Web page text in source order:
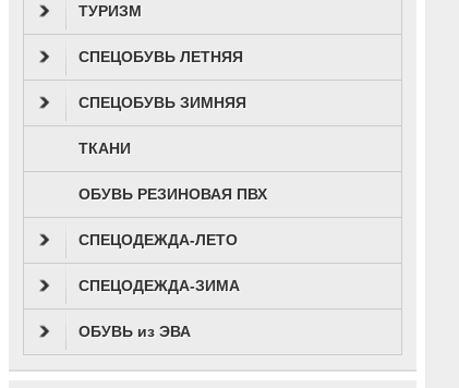
ТУРИЗМ
СПЕЦОБУВЬ ЛЕТНЯЯ
СПЕЦОБУВЬ ЗИМНЯЯ
ТКАНИ
ОБУВЬ РЕЗИНОВАЯ ПВХ
СПЕЦОДЕЖДА-ЛЕТО
СПЕЦОДЕЖДА-ЗИМА
ОБУВЬ из ЭВА